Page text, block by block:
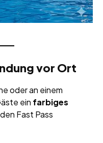
vor Ort
oder an einem
ein farbiges
Fast Pass